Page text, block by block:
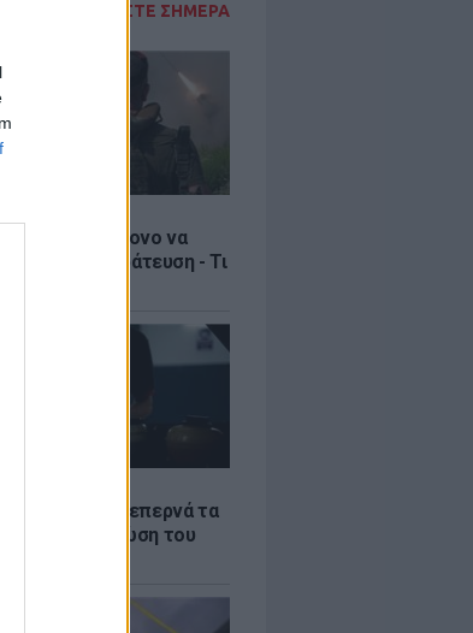
ΔΙΑΒΑΣΤΕ ΣΗΜΕΡΑ
σοκ με 19χρονο να
βία για επιστράτευση - Τι
Η βενζίνη ξεπερνά τα
παρά την πτώση του
διεθνώς